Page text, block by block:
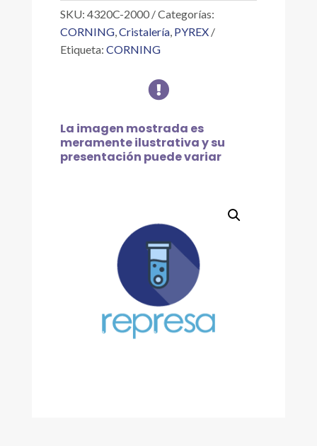
GRUESA,
REDONDO,
CUELLO
24/40
DE
2
SKU: 4320C-2000
Categorías:
CORNING,Cristalería, PYREX
Etiqueta: CORNING

La imagen mostrada es
meramente ilustrativa y su
presentación puede variar